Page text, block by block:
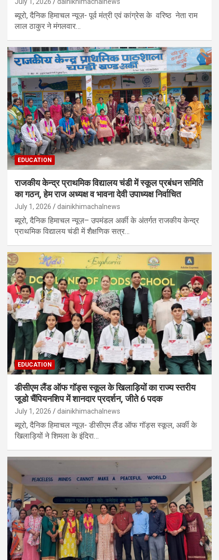
ब्यूरो, दैनिक हिमाचल न्यूज़- पूर्व मंत्री एवं कांग्रेस के वरिष्ठ नेता राम
लाल ठाकुर ने मंगलवार…
EDUCATION
राजकीय केन्द्र प्राथमिक विद्यालय चंडी में स्कूल प्रबंधन समिति
का गठन, हेम राज अध्यक्ष व भावना देवी उपाध्यक्ष निर्वाचित
July 1, 2026 dainikhimachalnews
ब्यूरो, दैनिक हिमाचल न्यूज़– उपमंडल अर्की के अंतर्गत राजकीय केन्द्र
प्राथमिक विद्यालय चंडी में शैक्षणिक सत्र…
EDUCATION
डीसीएम लैंड ऑफ गॉड्स स्कूल के खिलाड़ियों का राज्य स्तरीय
जूडो चैंपियनशिप में शानदार प्रदर्शन, जीते 6 पदक
July 1, 2026 dainikhimachalnews
ब्यूरो, दैनिक हिमाचल न्यूज़- डीसीएम लैंड ऑफ गॉड्स स्कूल, अर्की के
खिलाड़ियों ने शिमला के इंदिरा…